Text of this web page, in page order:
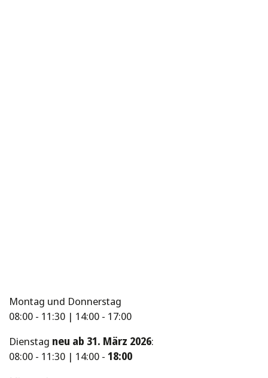
Montag und Donnerstag
08:00 - 11:30 | 14:00 - 17:00
Dienstag neu ab 31. März 2026:
08:00 - 11:30 | 14:00 -18:00